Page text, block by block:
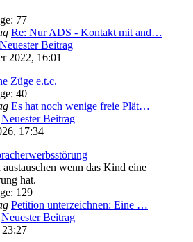
: 77
Re: Nur ADS - Kontakt mit and…
Neuester Beitrag
2022, 16:01
Züge e.t.c.
: 40
Es hat noch wenige freie Plät…
Neuester Beitrag
17:34
wenn das Kind eine
hat.
: 129
Petition unterzeichnen: Eine …
Neuester Beitrag